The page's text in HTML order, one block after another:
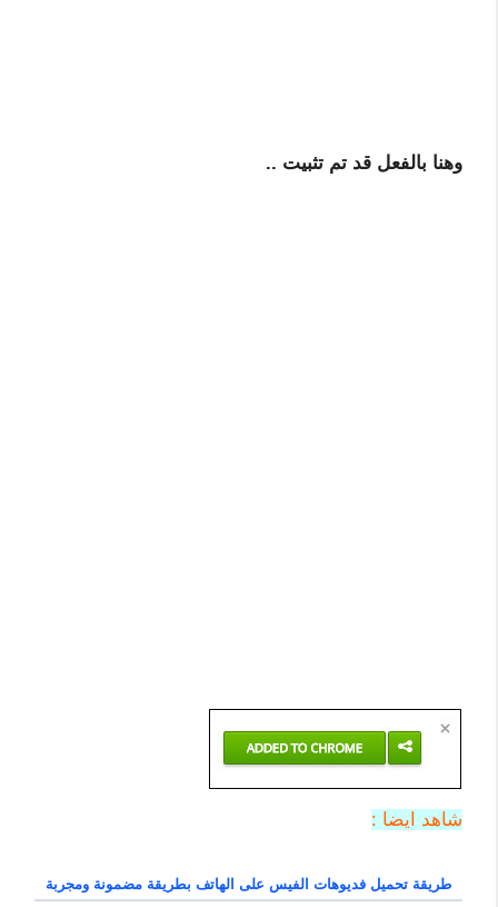
وهنا بالفعل قد تم تثبيت ..
شاهد ايضا :
طريقة تحميل فديوهات الفيس على الهاتف بطريقة مضمونة ومجربة